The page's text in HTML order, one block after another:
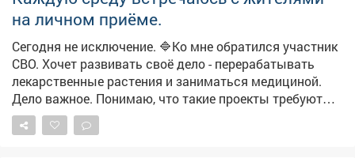
на личном приёме.
Сегодня не исключение. 🔷Ко мне обратился участник
СВО. Хочет развивать своё дело - перерабатывать
лекарственные растения и заниматься медициной.
Дело важное. Понимаю, что такие проекты требуют
времени и средств. Но первый шаг уже сделан -
проконсультировали по мерам поддержки для